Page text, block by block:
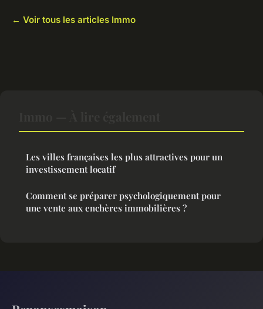
← Voir tous les articles Immo
Les villes françaises les plus attractives pour un
investissement locatif
Comment se préparer psychologiquement pour
une vente aux enchères immobilières ?